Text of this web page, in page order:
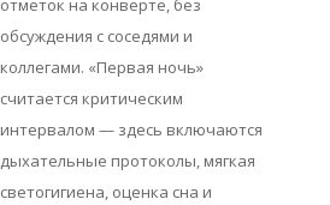
отметок на конверте, без
обсуждения с соседями и
коллегами. «Первая ночь»
считается критическим
интервалом — здесь включаются
дыхательные протоколы, мягкая
светогигиена, оценка сна и